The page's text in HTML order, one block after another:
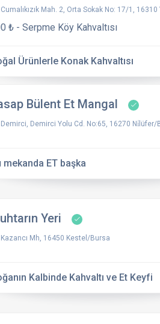
Cumalıkızık Mah. 2, Orta Sokak No: 17/1, 16310
₺ - Serpme Köy Kahvaltısı
Ürünlerle Konak Kahvaltısı
Bülent Et Mangal
Demirci, Demirci Yolu Cd. No:65, 16270 Ni̇lüfer/
mekanda ET başka
Yeri
Kazancı Mh, 16450 Kestel/Bursa
Kalbinde Kahvaltı ve Et Keyfi